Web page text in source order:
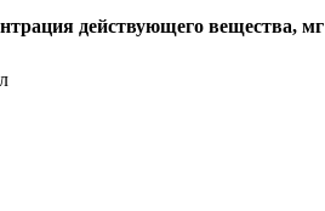
действующего вещества, мг